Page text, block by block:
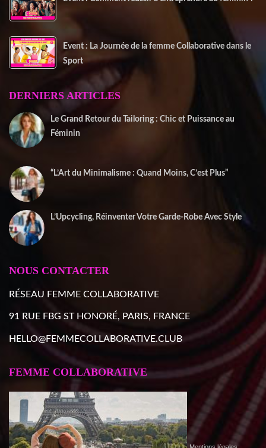
Event : La Journée de la femme Collaborative dans le
Sport
DERNIERS ARTICLES
Le Grand Retour du Tailoring : Chic et Puissance au
Féminin
“L’Art du Minimalisme : Quand Moins, C’est Plus”
L’Upcycling, Réinventer Votre Garde-Robe Avec Style
NOUS CONTACTER
RÉSEAU FEMME COLLABORATIVE
91 RUE FBG ST HONORÉ, PARIS, FRANCE
HELLO@FEMMECOLLABORATIVE.CLUB
FEMME COLLABORATIVE